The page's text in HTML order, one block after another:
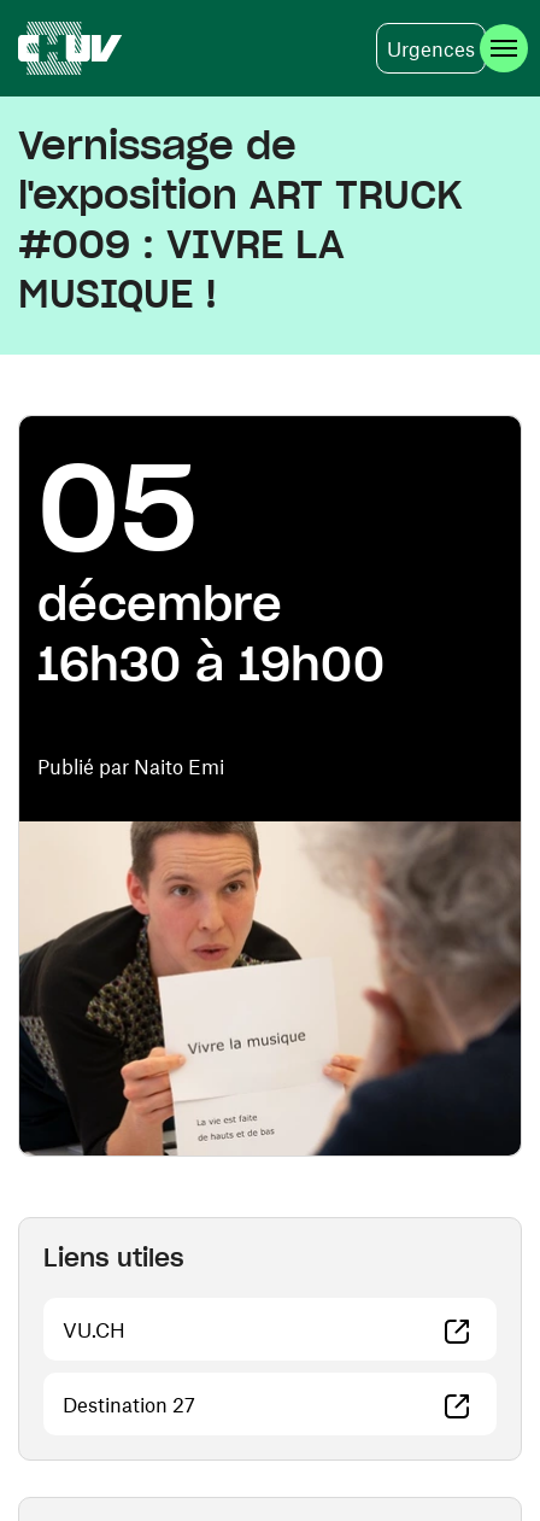
Urgences
Vernissage de
l'exposition ART TRUCK
#009 : VIVRE LA
MUSIQUE !
Publié par Naito Emi
05
décembre
16h30 à 19h00
Liens utiles
VU.CH
Destination 27(ouvre une nouvelle fenêtre)